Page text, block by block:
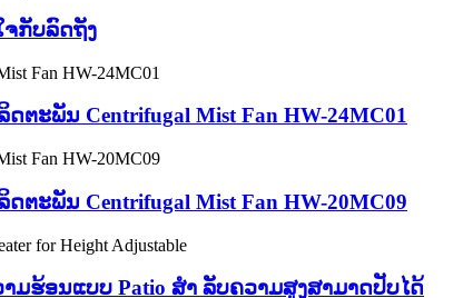
ກັບລົດຖັງ
ຕະພັນ Centrifugal Mist Fan HW-24MC01
ຕະພັນ Centrifugal Mist Fan HW-20MC09
າມຮ້ອນແບບ Patio ສຳ ລັບຄວາມສູງສາມາດປັບໄດ້